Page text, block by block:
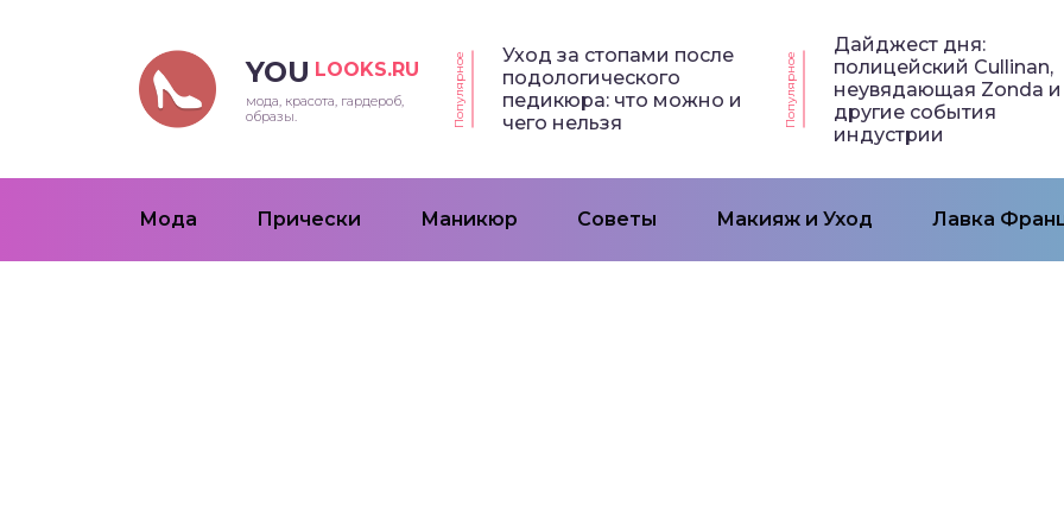
YOU LOOKS.RU
мода, красота, гардероб,
образы.
Популярное
Уход за стопами после
подологического
педикюра: что можно и
чего нельзя
Популярное
Дайджест дня:
полицейский Cullinan,
неувядающая Zonda и
другие события
индустрии
Мода Прически Маникюр Советы Макияж и Уход Лавка